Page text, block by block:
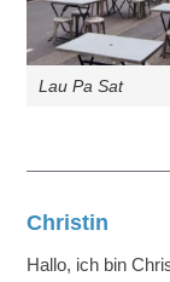
Lau Pa Sat
Christin
Hallo, ich bin